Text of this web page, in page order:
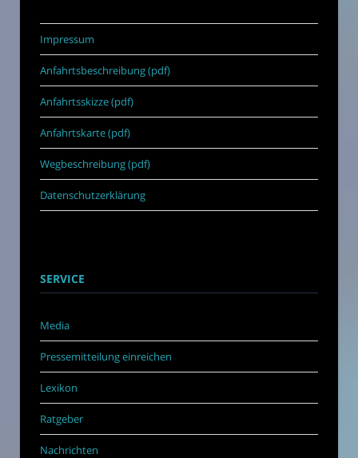
Impressum
Anfahrtsbeschreibung (pdf)
Anfahrtsskizze (pdf)
Anfahrtskarte (pdf)
Wegbeschreibung (pdf)
Datenschutzerklärung
SERVICE
Media
Pressemitteilung einreichen
Lexikon
Ratgeber
Nachrichten